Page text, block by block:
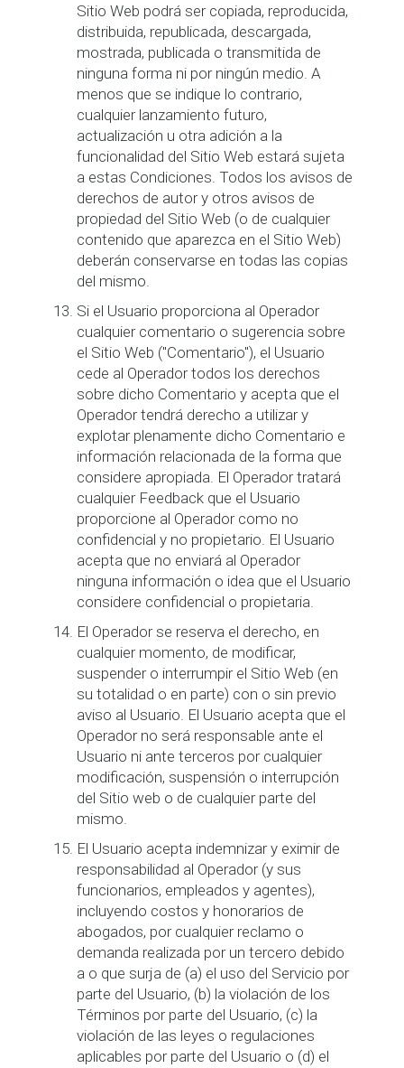
Sitio Web podrá ser copiada, reproducida,
distribuida, republicada, descargada,
mostrada, publicada o transmitida de
ninguna forma ni por ningún medio. A
menos que se indique lo contrario,
cualquier lanzamiento futuro,
actualización u otra adición a la
funcionalidad del Sitio Web estará sujeta
a estas Condiciones. Todos los avisos de
derechos de autor y otros avisos de
propiedad del Sitio Web (o de cualquier
contenido que aparezca en el Sitio Web)
deberán conservarse en todas las copias
del mismo.
Si el Usuario proporciona al Operador
cualquier comentario o sugerencia sobre
el Sitio Web ("Comentario"), el Usuario
cede al Operador todos los derechos
sobre dicho Comentario y acepta que el
Operador tendrá derecho a utilizar y
explotar plenamente dicho Comentario e
información relacionada de la forma que
considere apropiada. El Operador tratará
cualquier Feedback que el Usuario
proporcione al Operador como no
confidencial y no propietario. El Usuario
acepta que no enviará al Operador
ninguna información o idea que el Usuario
considere confidencial o propietaria.
El Operador se reserva el derecho, en
cualquier momento, de modificar,
suspender o interrumpir el Sitio Web (en
su totalidad o en parte) con o sin previo
aviso al Usuario. El Usuario acepta que el
Operador no será responsable ante el
Usuario ni ante terceros por cualquier
modificación, suspensión o interrupción
del Sitio web o de cualquier parte del
mismo.
El Usuario acepta indemnizar y eximir de
responsabilidad al Operador (y sus
funcionarios, empleados y agentes),
incluyendo costos y honorarios de
abogados, por cualquier reclamo o
demanda realizada por un tercero debido
a o que surja de (a) el uso del Servicio por
parte del Usuario, (b) la violación de los
Términos por parte del Usuario, (c) la
violación de las leyes o regulaciones
aplicables por parte del Usuario o (d) el